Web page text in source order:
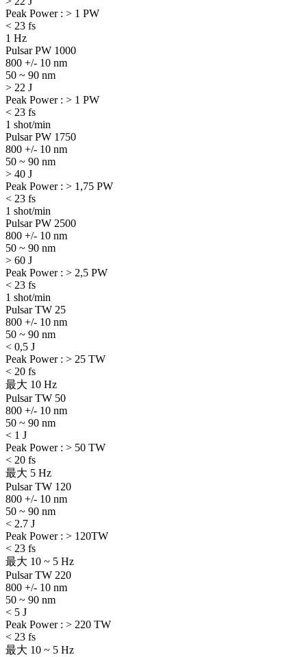
Peak Power : > 1 PW
< 23 fs
1 Hz
Pulsar PW 1000
800 +/- 10 nm
50 ~ 90 nm
> 22 J
Peak Power : > 1 PW
< 23 fs
1 shot/min
Pulsar PW 1750
800 +/- 10 nm
50 ~ 90 nm
> 40 J
Peak Power : > 1,75 PW
< 23 fs
1 shot/min
Pulsar PW 2500
800 +/- 10 nm
50 ~ 90 nm
> 60 J
Peak Power : > 2,5 PW
< 23 fs
1 shot/min
Pulsar TW 25
800 +/- 10 nm
50 ~ 90 nm
< 0,5 J
Peak Power : > 25 TW
< 20 fs
最大 10 Hz
Pulsar TW 50
800 +/- 10 nm
50 ~ 90 nm
< 1 J
Peak Power : > 50 TW
< 20 fs
最大 5 Hz
Pulsar TW 120
800 +/- 10 nm
50 ~ 90 nm
< 2.7 J
Peak Power : > 120TW
< 23 fs
最大 10 ~ 5 Hz
Pulsar TW 220
800 +/- 10 nm
50 ~ 90 nm
< 5 J
Peak Power : > 220 TW
< 23 fs
最大 10 ~ 5 Hz